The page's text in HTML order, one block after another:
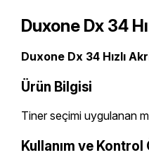
Duxone Dx 34
Duxone Dx 34 Hızlı
Ürün Bilgisi
Tiner seçimi uygulanan
Kullanım ve Kontrol